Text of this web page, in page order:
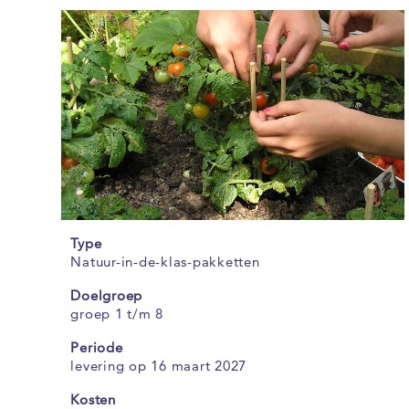
Type
Natuur-in-de-klas-pakketten
Doelgroep
groep 1 t/m 8
Periode
levering op 16 maart 2027
Kosten